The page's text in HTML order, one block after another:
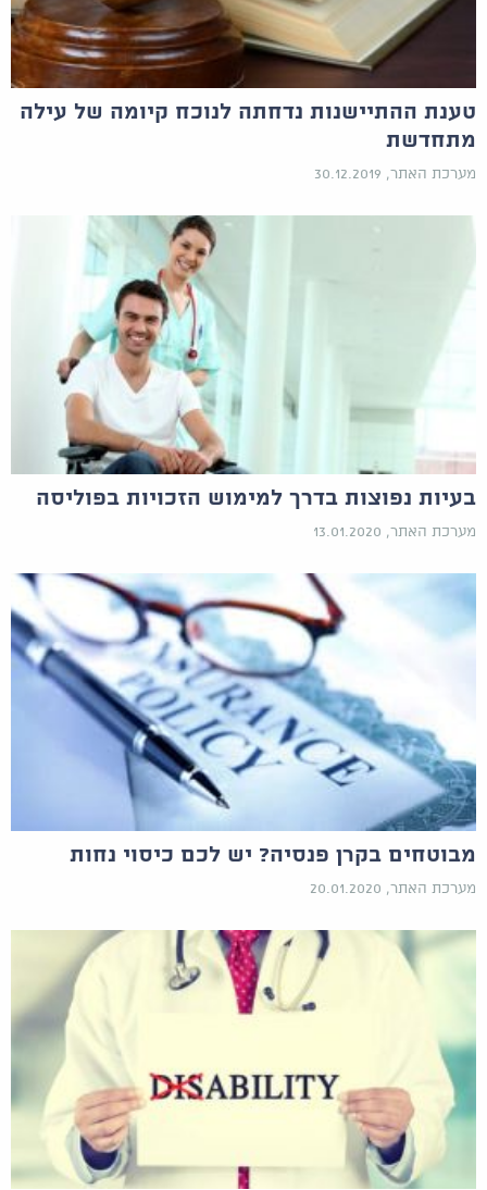
טענת ההתיישנות נדחתה לנוכח קיומה של עילה
מתחדשת
מערכת האתר, 30.12.2019
בעיות נפוצות בדרך למימוש הזכויות בפוליסה
מערכת האתר, 13.01.2020
מבוטחים בקרן פנסיה? יש לכם כיסוי נחות
מערכת האתר, 20.01.2020